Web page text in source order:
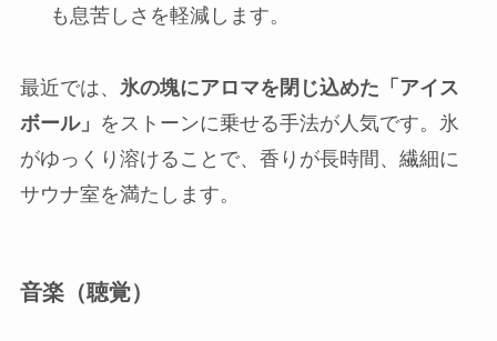
も息苦しさを軽減します。
最近では、 氷の塊にアロマを閉じ込めた「アイス
ボール」 をストーンに乗せる手法が人気です。氷
がゆっくり溶けることで、香りが長時間、繊細に
サウナ室を満たします。
音楽（聴覚）